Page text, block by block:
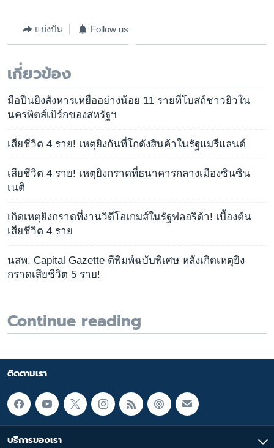
แบ่งปัน Follow us
เกี่ยวข้อง
มือปืนยิงสังหารเหยื่ออย่างน้อย 11 รายที่โบสถ์ชาวยิวใน
นครพิตส์เบิร์กของสหรัฐฯ
เสียชีวิต 4 ราย! เหตุยิงกันที่โกดังสินค้าในรัฐแมรีแลนด์
เสียชีวิต 4 ราย! เหตุยิงกราดที่ธนาคารกลางเมืองซินซิน
เนติ
เกิดเหตุยิงกราดที่งานวิดีโอเกมส์ในรัฐฟลอริด้า! เบื้องต้น
เสียชีวิต 4 ราย
นสพ. Capital Gazette ตีพิมพ์ฉบับพิเศษ หลังเกิดเหตุยิง
กราดเสียชีวิต 5 ราย!
Continue reading
ติดตามเรา
บริการของเรา